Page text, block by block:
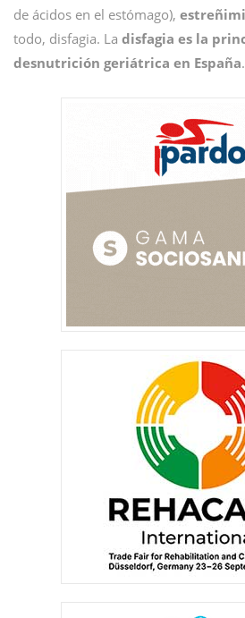
de ácidos en el estómago),
todo, disfagia. La disfagia es la
desnutrición geriátrica en España.